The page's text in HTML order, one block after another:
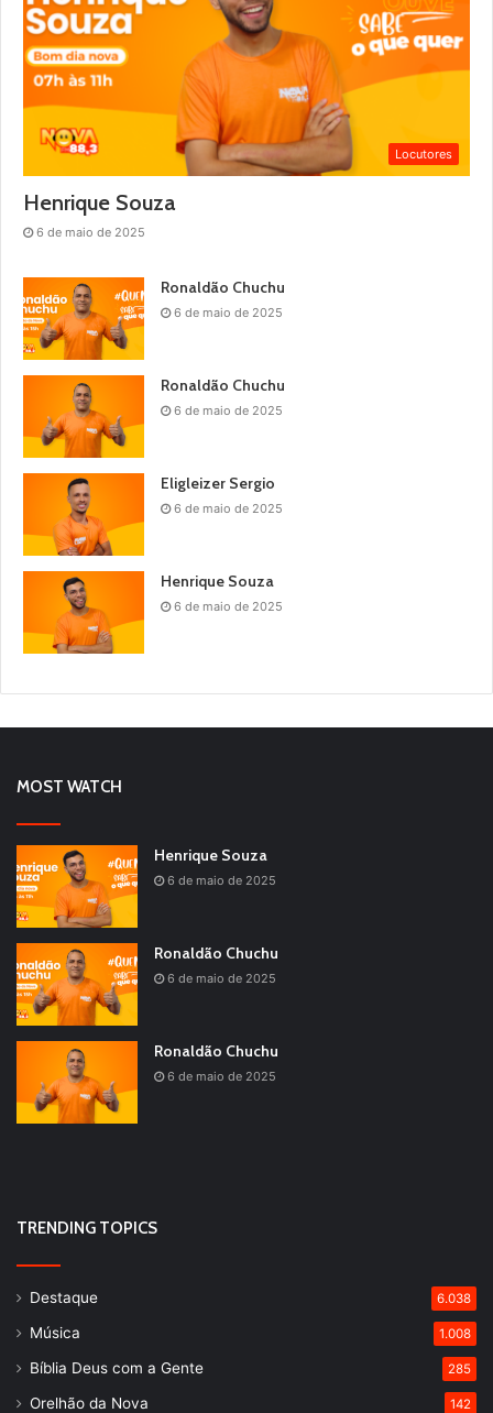
Locutores
Henrique Souza
6 de maio de 2025
Ronaldão Chuchu
6 de maio de 2025
Ronaldão Chuchu
6 de maio de 2025
Eligleizer Sergio
6 de maio de 2025
Henrique Souza
6 de maio de 2025
MOST WATCH
Henrique Souza
6 de maio de 2025
Ronaldão Chuchu
6 de maio de 2025
Ronaldão Chuchu
6 de maio de 2025
TRENDING TOPICS
Destaque 6.038
Música 1.008
Bíblia Deus com a Gente 285
Orelhão da Nova 142